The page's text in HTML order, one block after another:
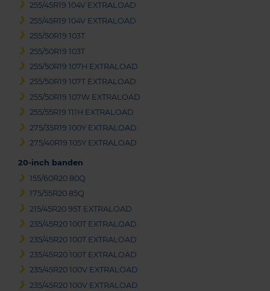
255/45R19 104V EXTRALOAD
255/45R19 104V EXTRALOAD
255/50R19 103T
255/50R19 103T
255/50R19 107H EXTRALOAD
255/50R19 107T EXTRALOAD
255/50R19 107W EXTRALOAD
255/55R19 111H EXTRALOAD
275/35R19 100Y EXTRALOAD
275/40R19 105Y EXTRALOAD
20-inch banden
155/60R20 80Q
175/55R20 85Q
215/45R20 95T EXTRALOAD
235/45R20 100T EXTRALOAD
235/45R20 100T EXTRALOAD
235/45R20 100T EXTRALOAD
235/45R20 100V EXTRALOAD
235/45R20 100V EXTRALOAD